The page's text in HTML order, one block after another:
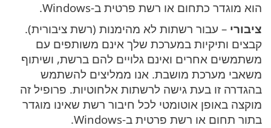
הוא מוגדר כתחום או רשת פרטית ב-Windows.
ציבורי – עבור רשתות לא מהימנות (רשת ציבורית).
קבצים ותיקיות במערכת שלך אינם משותפים עם
משתמשים אחרים ואינם גלויים להם ברשת, ושיתוף
משאבי מערכת מושבת. אנו ממליצים להשתמש
בהגדרה זו בעת גישה לרשתות אלחוטיות. פרופיל זה
מוקצה באופן אוטומטי לכל חיבור רשת שאינו מוגדר
בתור תחום או רשת פרטית ב-Windows.